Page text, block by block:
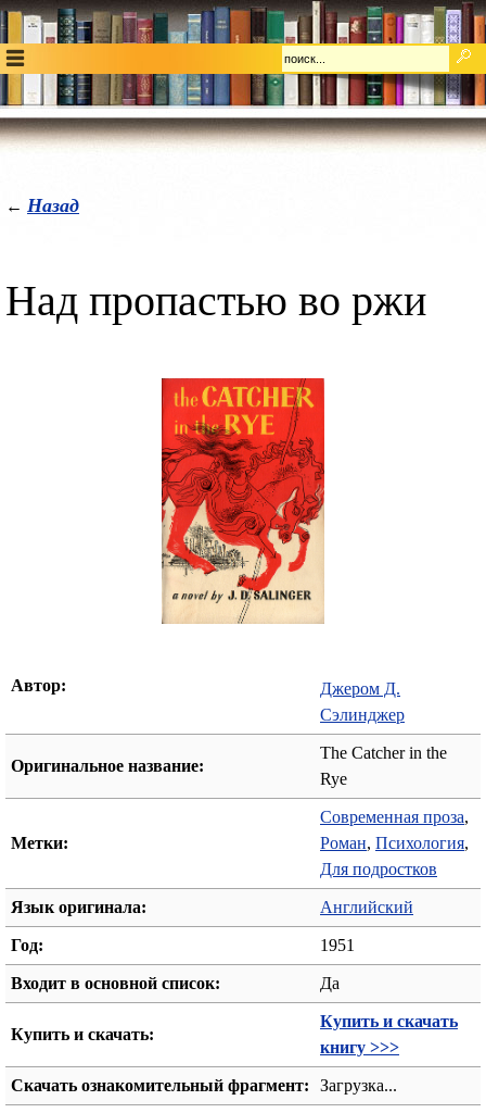
← Назад
Над пропастью во ржи
Автор:
Джером Д.
Сэлинджер
Оригинальное название:
The Catcher in the
Rye
Метки:
Современная проза,
Роман, Психология,
Для подростков
Язык оригинала: Английский
Год: 1951
Входит в основной список: Да
Купить и скачать:
Купить и скачать
книгу >>>
Скачать ознакомительный фрагмент: Загрузка...